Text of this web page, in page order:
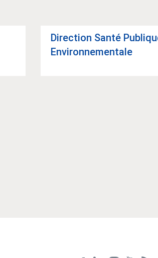
Direc­tion Santé
Envi­ron­ne­men­tale